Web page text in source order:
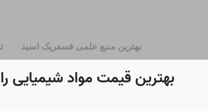
بهترین منبع علمی فسفریک اسید
بهترین قیمت مواد شیمیایی